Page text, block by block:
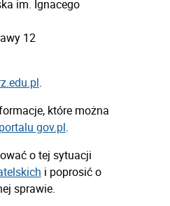
im. Ignacego
12
.
które można
portalu gov.pl.
o tej sytuacji
i poprosić o
sprawie.